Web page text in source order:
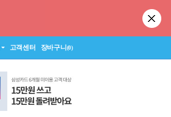
고객센터 장바구니(0)